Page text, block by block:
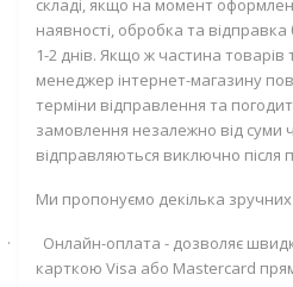
складі, якщо на момент
наявності, обробка та
1-2 днів. Якщо ж частина товарів
менеджер інтернет-магазину
терміни відправлення та
замовлення незалежно від суми
відправляються виключно після
Ми пропонуємо декілька зручних
·
Онлайн-оплата - дозволяє
карткою Visa або Mastercard